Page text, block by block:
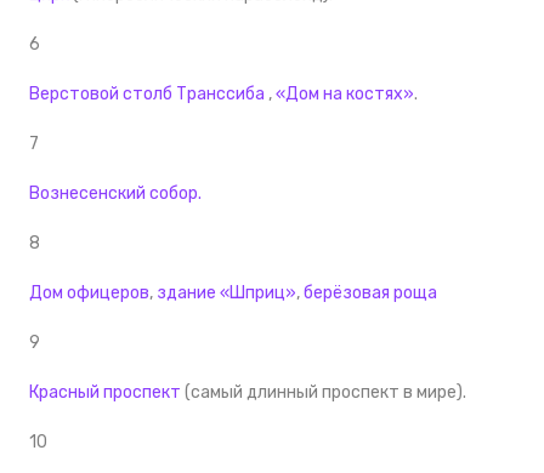
6
Верстовой столб Транссиба ,«Дом на костях».
7
Вознесенский собор.
8
Дом офицеров, здание «Шприц»,берёзовая роща
9
Красный проспект (самый длинный проспект в мире).
10